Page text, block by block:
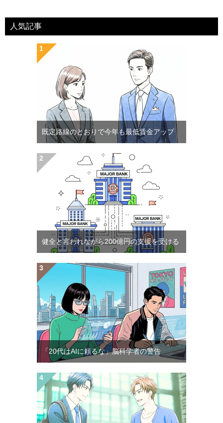
人気記事
既定路線のとおりで今年も最低賃金アップ
健全と言われながら200億円の支援を受ける
「20代はAIに頼るな」脳科学者の警告